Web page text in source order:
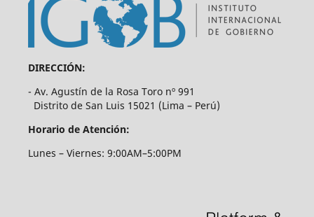
DIRECCIÓN:
- Av. Agustín de la Rosa Toro nº 991
Distrito de San Luis 15021 (Lima – Perú)
Horario de Atención:
Lunes – Viernes: 9:00AM–5:00PM